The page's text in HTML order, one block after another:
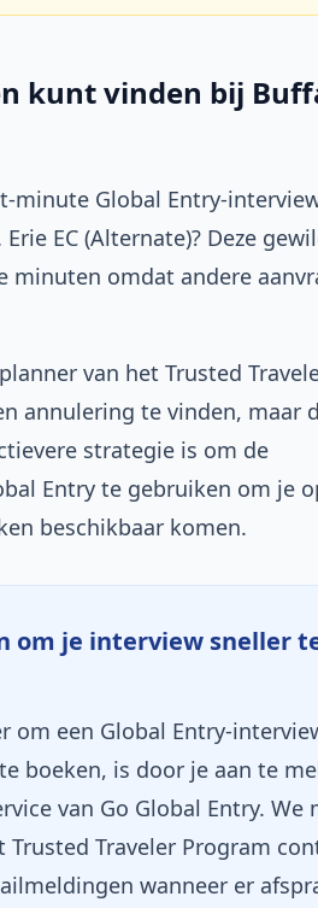
kunt vinden bij
minute Global Entry-
EC (Alternate)? Deze
omdat andere
van het Trusted
annulering te vinden, maar
strategie is om de
Entry te gebruiken om je
beschikbaar komen.
om je interview sneller
om een Global Entry-
boeken, is door je aan te
van Go Global Entry. We
Traveler Program
wanneer er